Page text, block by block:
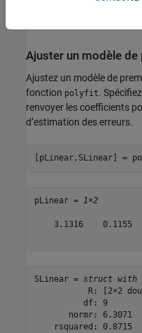
Ajuster un modèle
Ajustez un modèle de
fonction polyfit.
renvoyer les coefficients
d’estimation des erreurs.
[pLinear,SLinear] =
pLinear = 1×2
    3.1316    0.1155
SLinear = struct with
R: [2×2
          df: 9
       normr: 6.3071
    rsquared: 0.8715